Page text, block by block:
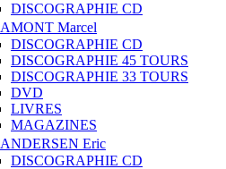
DISCOGRAPHIE CD
AMONT Marcel
DISCOGRAPHIE CD
DISCOGRAPHIE 45 TOURS
DISCOGRAPHIE 33 TOURS
DVD
LIVRES
MAGAZINES
ANDERSEN Eric
DISCOGRAPHIE CD